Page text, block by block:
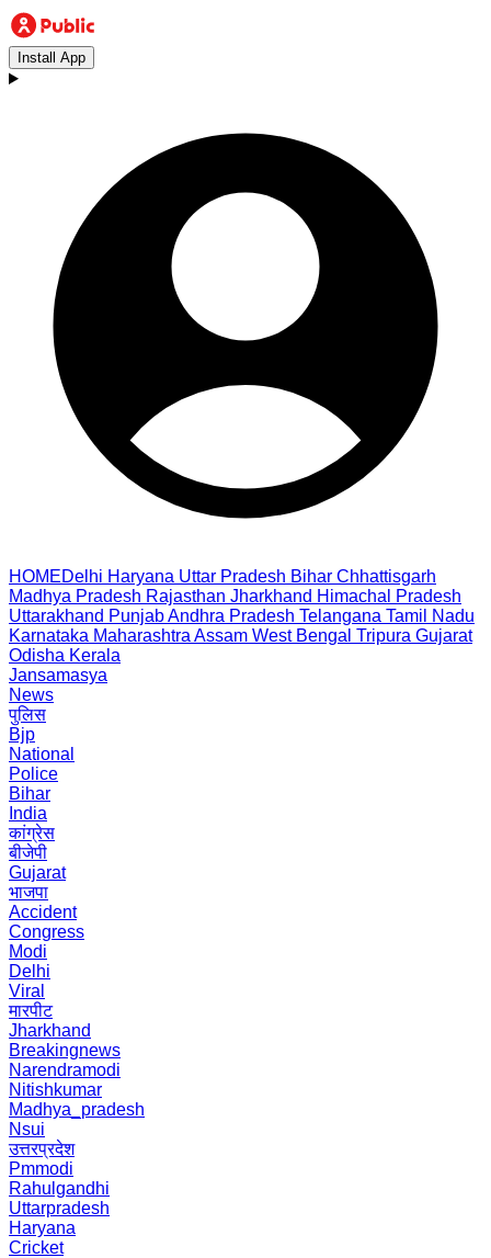
Install App
HOMEDelhi Haryana Uttar Pradesh Bihar Chhattisgarh
Madhya Pradesh Rajasthan Jharkhand Himachal Pradesh
Uttarakhand PunjabAndhra Pradesh Telangana Tamil Nadu
Karnataka Maharashtra Assam West Bengal Tripura Gujarat
Odisha Kerala
Jansamasya
News
पुलिस
Bjp
National
Police
Bihar
India
कांग्रेस
बीजेपी
Gujarat
भाजपा
Accident
Congress
Modi
Delhi
Viral
मारपीट
Jharkhand
Breakingnews
Narendramodi
Nitishkumar
Madhya_pradesh
Nsui
उत्तरप्रदेश
Pmmodi
Rahulgandhi
Uttarpradesh
Haryana
Cricket